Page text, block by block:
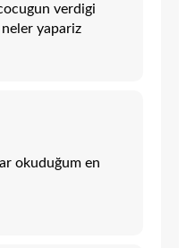
verdigi
yapariz
okuduğum en